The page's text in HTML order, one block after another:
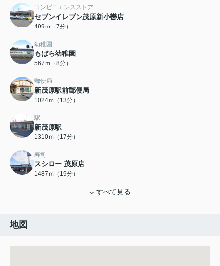
コンビニエンスストア
セブンイレブン茂原新小轡店
499ｍ（7分）
幼稚園
もばら幼稚園
567ｍ（8分）
郵便局
新茂原駅前郵便局
1024ｍ（13分）
駅
新茂原駅
1310ｍ（17分）
寿司
スシロー 茂原店
1487ｍ（19分）
すべて見る
地図